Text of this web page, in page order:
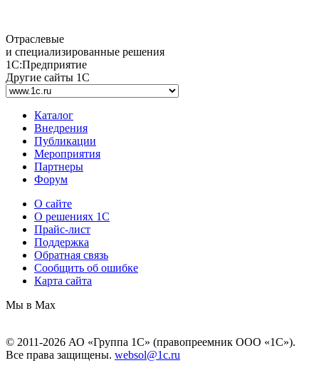
Отраслевые
и специализированные решения
1С:Предприятие
Другие сайты 1С
Каталог
Внедрения
Публикации
Мероприятия
Партнеры
Форум
О сайте
О решениях 1С
Прайс-лист
Поддержка
Обратная связь
Сообщить об ошибке
Карта сайта
Мы в Max
© 2011-2026 АО «Группа 1С» (правопреемник ООО «1С»).
Все права защищены. websol@1c.ru